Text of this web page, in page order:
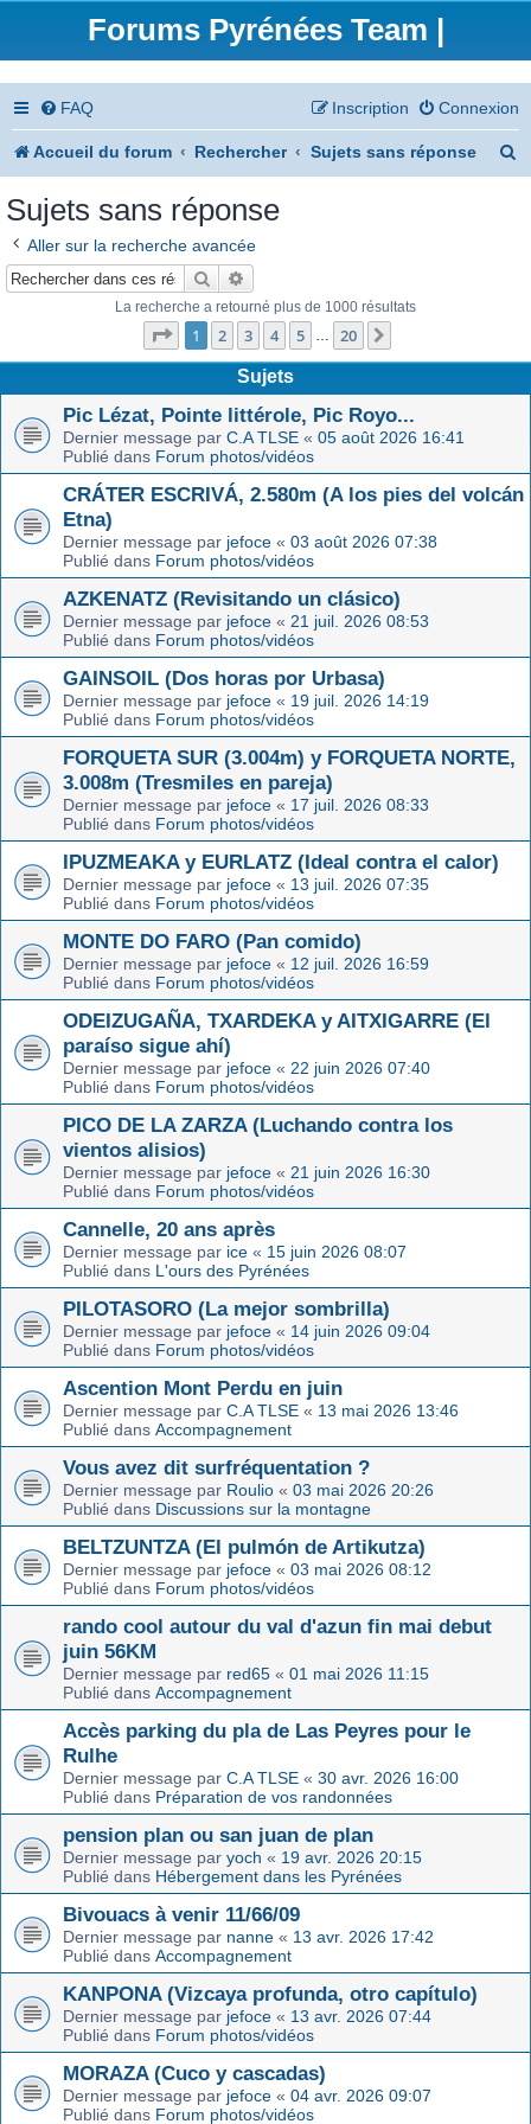
Forums Pyrénées Team |
FAQ Connexion
Inscription
Accueil du forum Rechercher Sujets sans réponse
Sujets sans réponse
Aller sur la recherche avancée
Rechercher
La recherche a retourné plus de 1000 résultats
Page 1sur20
1 2 3 4 5 … 20
Sujets
Pic Lézat, Pointe littérole, Pic Royo...
Dernier message par C.A TLSE « 05 août 2026 16:41
Publié dans Forum photos/vidéos
CRÁTER ESCRIVÁ, 2.580m (A los pies del volcán
Etna)
Dernier message par jefoce « 03 août 2026 07:38
Publié dans Forum photos/vidéos
AZKENATZ (Revisitando un clásico)
Dernier message par jefoce « 21 juil. 2026 08:53
Publié dans Forum photos/vidéos
GAINSOIL (Dos horas por Urbasa)
Dernier message par jefoce « 19 juil. 2026 14:19
Publié dans Forum photos/vidéos
FORQUETA SUR (3.004m) y FORQUETA NORTE,
3.008m (Tresmiles en pareja)
Dernier message par jefoce « 17 juil. 2026 08:33
Publié dans Forum photos/vidéos
IPUZMEAKA y EURLATZ (Ideal contra el calor)
Dernier message par jefoce « 13 juil. 2026 07:35
Publié dans Forum photos/vidéos
MONTE DO FARO (Pan comido)
Dernier message par jefoce « 12 juil. 2026 16:59
Publié dans Forum photos/vidéos
ODEIZUGAÑA, TXARDEKA y AITXIGARRE (El
paraíso sigue ahí)
Dernier message par jefoce « 22 juin 2026 07:40
Publié dans Forum photos/vidéos
PICO DE LA ZARZA (Luchando contra los
vientos alisios)
Dernier message par jefoce « 21 juin 2026 16:30
Publié dans Forum photos/vidéos
Cannelle, 20 ans après
Dernier message par ice « 15 juin 2026 08:07
Publié dans L'ours des Pyrénées
PILOTASORO (La mejor sombrilla)
Dernier message par jefoce « 14 juin 2026 09:04
Publié dans Forum photos/vidéos
Ascention Mont Perdu en juin
Dernier message par C.A TLSE « 13 mai 2026 13:46
Publié dans Accompagnement
Vous avez dit surfréquentation ?
Dernier message par Roulio « 03 mai 2026 20:26
Publié dans Discussions sur la montagne
BELTZUNTZA (El pulmón de Artikutza)
Dernier message par jefoce « 03 mai 2026 08:12
Publié dans Forum photos/vidéos
rando cool autour du val d'azun fin mai debut
juin 56KM
Dernier message par red65 « 01 mai 2026 11:15
Publié dans Accompagnement
Accès parking du pla de Las Peyres pour le
Rulhe
Dernier message par C.A TLSE « 30 avr. 2026 16:00
Publié dans Préparation de vos randonnées
pension plan ou san juan de plan
Dernier message par yoch « 19 avr. 2026 20:15
Publié dans Hébergement dans les Pyrénées
Bivouacs à venir 11/66/09
Dernier message par nanne « 13 avr. 2026 17:42
Publié dans Accompagnement
KANPONA (Vizcaya profunda, otro capítulo)
Dernier message par jefoce « 13 avr. 2026 07:44
Publié dans Forum photos/vidéos
MORAZA (Cuco y cascadas)
Dernier message par jefoce « 04 avr. 2026 09:07
Publié dans Forum photos/vidéos